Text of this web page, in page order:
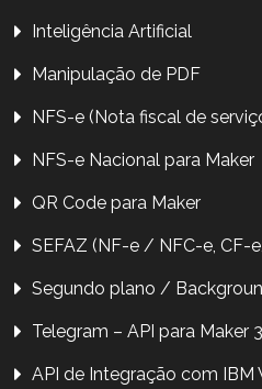
Inteligência Artificial
Manipulação de PDF
NFS-e (Nota fiscal de
NFS-e Nacional para Maker
QR Code para Maker
SEFAZ (NF-e / NFC-e, CF-
Segundo plano /
Telegram – API para Maker
API de Integração com IBM